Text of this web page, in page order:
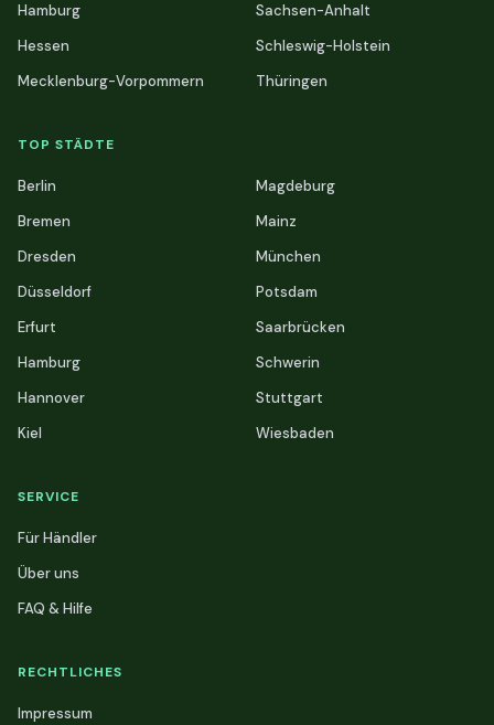
Hamburg
Hessen
Mecklenburg-Vorpommern
Sachsen-Anhalt
Schleswig-Holstein
Thüringen
TOP STÄDTE
Berlin
Bremen
Dresden
Düsseldorf
Erfurt
Hamburg
Hannover
Kiel
Magdeburg
Mainz
München
Potsdam
Saarbrücken
Schwerin
Stuttgart
Wiesbaden
SERVICE
Für Händler
Über uns
FAQ & Hilfe
RECHTLICHES
Impressum